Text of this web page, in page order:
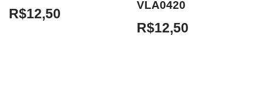
R$12,50
VLA0420
R$12,50